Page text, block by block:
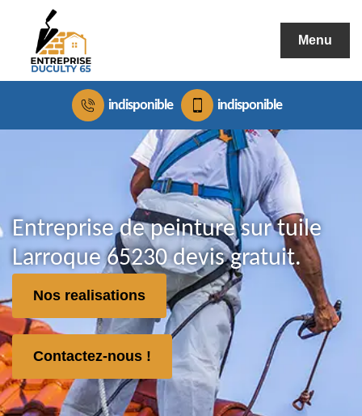
Menu
indisponible indisponible
Entreprise de peinture sur tuile
Larroque 65230 devis gratuit.
Nos realisations
Contactez-nous !